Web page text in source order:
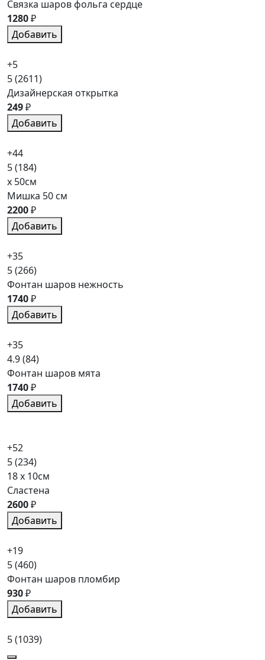
Связка шаров фольга сердце
1280₽
Добавить
+5
5(2611)
Дизайнерская открытка
249₽
Добавить
+44
5(184)
x 50см
Мишка 50 см
2200₽
Добавить
+35
5(266)
Фонтан шаров нежность
1740₽
Добавить
+35
4.9(84)
Фонтан шаров мята
1740₽
Добавить
+52
5(234)
18 x 10см
Сластена
2600₽
Добавить
+19
5(460)
Фонтан шаров пломбир
930₽
Добавить
5(1039)